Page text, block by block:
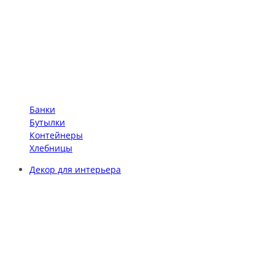
Банки
Бутылки
Контейнеры
Хлебницы
Декор для интерьера